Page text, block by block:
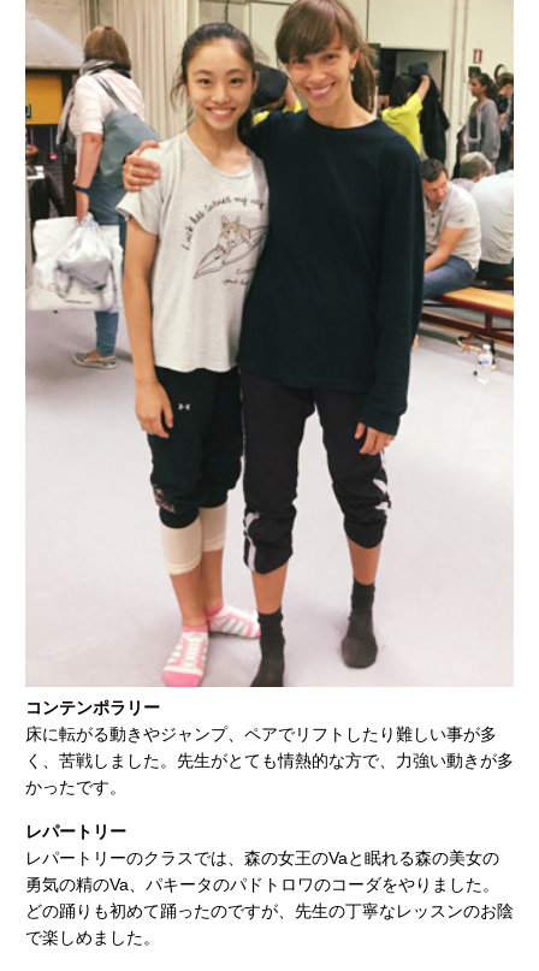
コンテンポラリー
床に転がる動きやジャンプ、ペアでリフトしたり難しい事が多
く、苦戦しました。先生がとても情熱的な方で、力強い動きが多
かったです。
レパートリー
レパートリーのクラスでは、森の女王のVaと眠れる森の美女の
勇気の精のVa、パキータのパドトロワのコーダをやりました。
どの踊りも初めて踊ったのですが、先生の丁寧なレッスンのお陰
で楽しめました。